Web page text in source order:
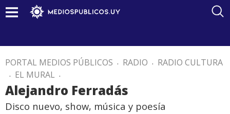
PORTAL MEDIOS PÚBLICOS . RADIO . RADIO CULTURA
. EL MURAL .
Alejandro Ferradás
Disco nuevo, show, música y poesía